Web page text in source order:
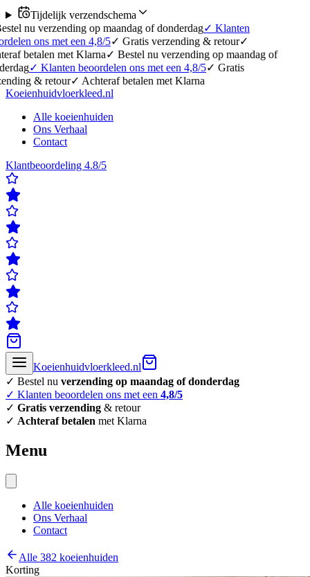
Tijdelijk verzendschema
op maandag of donderdag✓Klanten
een 4,8/5✓Gratis verzending & retour✓
met Klarna ✓Bestel nu verzending op maandag of
beoordelen ons met een 4,8/5✓Gratis
✓ Achteraf betalen met Klarna
Koeienhuidvloerkleed.nl
Alle koeienhuiden
Ons Verhaal
Contact
Klantbeoordeling 4.8/5
Koeienhuidvloerkleed.nl
✓ Bestel nu verzending op maandag of donderdag
✓ Klanten beoordelen ons met een 4,8/5
✓ Gratis verzending & retour
✓ Achteraf betalen met Klarna
Menu
Alle koeienhuiden
Ons Verhaal
Contact
Alle 382 koeienhuiden
Korting